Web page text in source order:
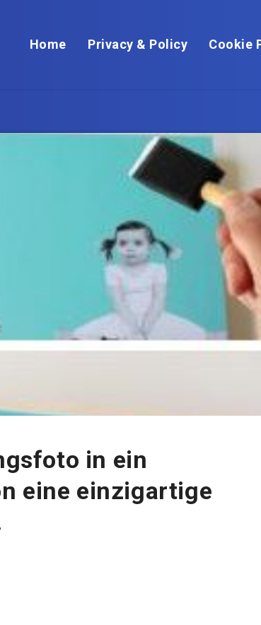
Home Privacy & Policy Cookie
in ein
eine einzigartige